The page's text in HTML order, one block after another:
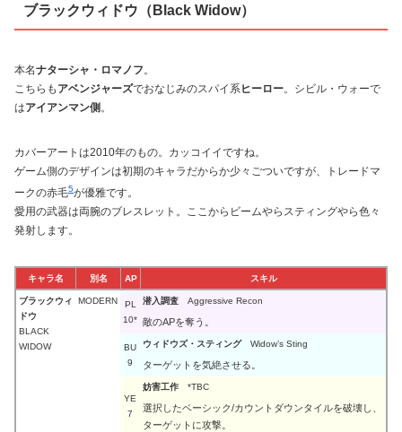
ブラックウィドウ（Black Widow）
本名ナターシャ・ロマノフ。
こちらも アベンジャーズでおなじみのスパイ系ヒーロー。シビル・ウォーで
はアイアンマン側 。
カバーアートは2010年のもの。カッコイイですね。
ゲーム側のデザインは初期のキャラだからか少々ごついですが、トレードマ
ークの赤毛5が優雅です。
愛用の武器は両腕のブレスレット。ここからビームやらスティングやら色々
発射します。
キャラ名 別名 AP スキル
ブラックウィ
ドウ
BLACK
WIDOW
MODERN
PL
10*
潜入調査 Aggressive Recon
敵のAPを奪う。
BU
9
ウィドウズ・スティングWidow’s Sting
ターゲットを気絶させる。
YE
7
妨害工作 *TBC
選択したベーシック/カウントダウンタイルを破壊し、
ターゲットに攻撃。